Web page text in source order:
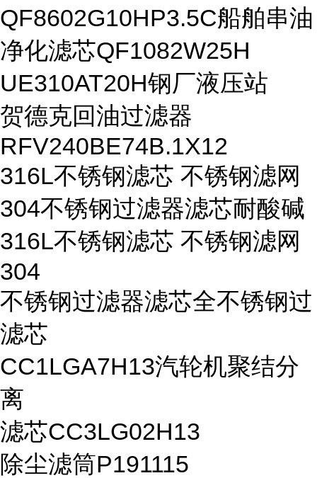
QF8602G10HP3.5C船舶串油
净化滤芯QF1082W25H
UE310AT20H钢厂液压站
贺德克回油过滤器
RFV240BE74B.1X12
316L不锈钢滤芯 不锈钢滤网
304不锈钢过滤器滤芯耐酸碱
316L不锈钢滤芯 不锈钢滤网
304
不锈钢过滤器滤芯全不锈钢过
滤芯
CC1LGA7H13汽轮机聚结分
离
滤芯CC3LG02H13
除尘滤筒P191115